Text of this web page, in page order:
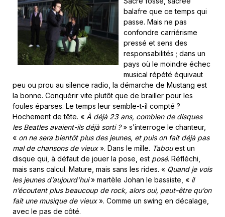
balafre que ce temps qui
passe. Mais ne pas
confondre carriérisme
pressé et sens des
responsabilités ; dans un
pays où le moindre échec
musical répété équivaut
peu ou prou au silence radio, la démarche de Mustang est
la bonne. Conquérir vite plutôt que de brailler pour les
foules éparses. Le temps leur semble-t-il compté ?
Hochement de tête. « À déjà 23 ans, combien de disques
les Beatles avaient-ils déjà sorti ?» s’interroge le chanteur,
« on ne sera bientôt plus des jeunes, et puis on fait déjà pas
mal de chansons de vieux». Dans le mille. Tabouest un
disque qui, à défaut de jouer la pose, est posé. Réfléchi,
mais sans calcul. Mature, mais sans les rides. « Quand je vois
les jeunes d’aujourd’hui» martèle Johan le bassiste, « il
n’écoutent plus beaucoup de rock, alors oui, peut-être qu’on
fait une musique de vieux». Comme un swing en décalage,
avec le pas de côté.